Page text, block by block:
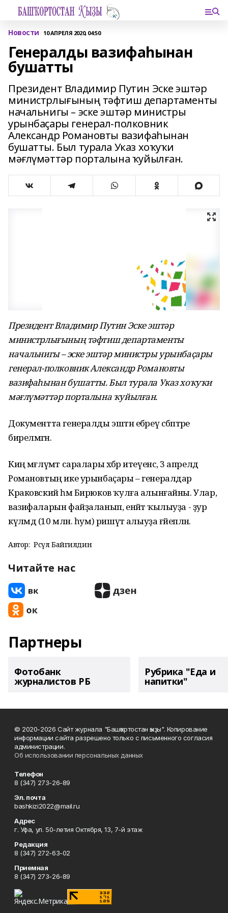
Новости 10 АПРЕЛЯ 2020, 04:50
Генералды вазифаһынан
бушатты
Президент Владимир Путин Эске эштәр
министрлығының тәфтиш департаменты
начальнигы – эске эштәр министры
урынбаҫары генерал-полковник
Александр Романовты вазифаһынан
бушатты. Был турала Указ хоҡуҡи
мәғлүмәттәр порталына ҡуйылған.
Президент Владимир Путин Эске эштәр
министрлығының тәфтиш департаменты
начальнигы – эске эштәр министры урынбаҫары
генерал-полковник Александр Романовты
вазифаһынан бушатты. Был турала Указ хоҡуҡи
мәғлүмәттәр порталына ҡуйылған.
Документта генералды эштән ебәреү сәбәптәре
бирелмәгән.
Киң мәғлүмәт саралары хәбәр итеүенсә, 3 апрелдә
Романовтың ике урынбаҫары – генералдар
Краковский һәм Бирюков ҡулға алынғайны. Улар,
вазифаларын файҙаланып, енәйәт ҡылыуҙа - ҙур
күләмдә (10 млн. һум) ришүәт алыуҙа ғәйепләнә.
Автор: Рәсүл Байгилдин
Читайте нас
Партнеры
Фотобанк
журналистов РБ
Рубрика "Еда и
напитки"
© 2020-2026 Сайт журнала "Башҡортостан ҡыҙы". Копирование
информации сайта разрешено только с письменного согласия
администрации.
Об использовании персональных данных
Телефон
8 (347) 273-26-89
Эл. почта
bashkizi2022@mail.ru
Адрес
г. Уфа, ул. 50-летия Октября, 13, 7-й этаж
Редакция
8 (347) 272-63-02
Приемная
8 (347) 273-26-89